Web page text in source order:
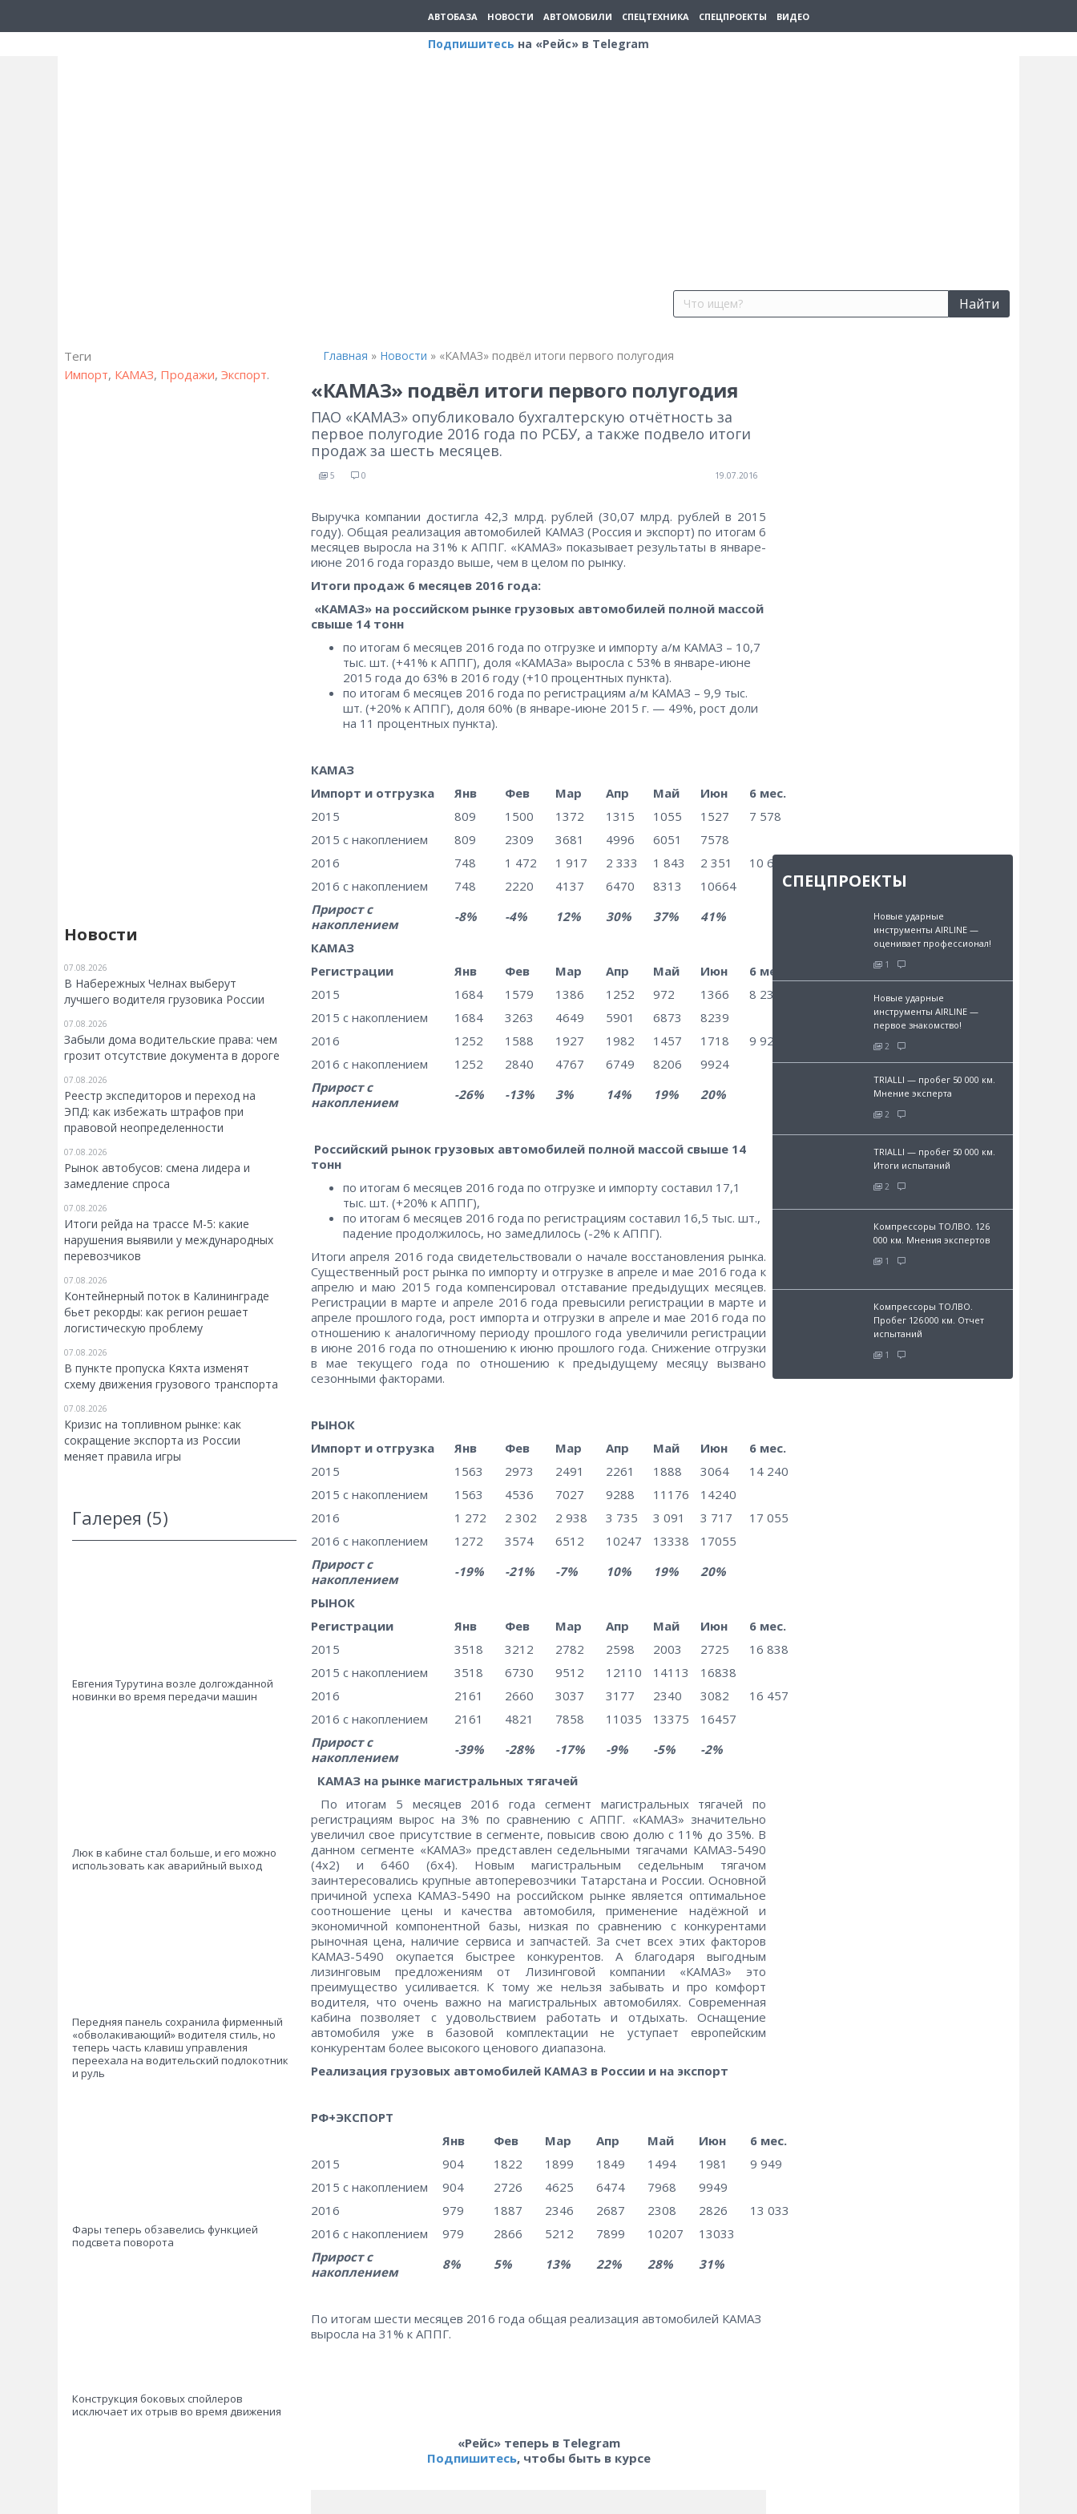
АВТОБАЗА НОВОСТИ АВТОМОБИЛИ СПЕЦТЕХНИКА СПЕЦПРОЕКТЫ ВИДЕО
Подпишитесь на «Рейс» в Telegram
Найти
Теги
Импорт, КАМАЗ, Продажи, Экспорт.
Новости
07.08.2026
В Набережных Челнах выберут
лучшего водителя грузовика России
07.08.2026
Забыли дома водительские права: чем
грозит отсутствие документа в дороге
07.08.2026
Реестр экспедиторов и переход на
ЭПД: как избежать штрафов при
правовой неопределенности
07.08.2026
Рынок автобусов: смена лидера и
замедление спроса
07.08.2026
Итоги рейда на трассе М-5: какие
нарушения выявили у международных
перевозчиков
07.08.2026
Контейнерный поток в Калининграде
бьет рекорды: как регион решает
логистическую проблему
07.08.2026
В пункте пропуска Кяхта изменят
схему движения грузового транспорта
07.08.2026
Кризис на топливном рынке: как
сокращение экспорта из России
меняет правила игры
Галерея (5)
Евгения Турутина возле долгожданной
новинки во время передачи машин
Люк в кабине стал больше, и его можно
использовать как аварийный выход
Передняя панель сохранила фирменный
«обволакивающий» водителя стиль, но
теперь часть клавиш управления
переехала на водительский подлокотник
и руль
Фары теперь обзавелись функцией
подсвета поворота
Конструкция боковых спойлеров
исключает их отрыв во время движения
Главная » Новости » «КАМАЗ» подвёл итоги первого полугодия
«КАМАЗ» подвёл итоги первого полугодия
ПАО «КАМАЗ» опубликовало бухгалтерскую отчётность за
первое полугодие 2016 года по РСБУ, а также подвело итоги
продаж за шесть месяцев.
5 0 19.07.2016
Выручка компании достигла 42,3 млрд. рублей (30,07 млрд. рублей в 2015
году). Общая реализация автомобилей КАМАЗ (Россия и экспорт) по итогам 6
месяцев выросла на 31% к АППГ. «КАМАЗ» показывает результаты в январе-
июне 2016 года гораздо выше, чем в целом по рынку.
Итоги продаж 6 месяцев 2016 года:
«КАМАЗ» на российском рынке грузовых автомобилей полной массой
свыше 14 тонн
по итогам 6 месяцев 2016 года по отгрузке и импорту а/м КАМАЗ – 10,7
тыс. шт. (+41% к АППГ), доля «КАМАЗа» выросла с 53% в январе-июне
2015 года до 63% в 2016 году (+10 процентных пункта).
по итогам 6 месяцев 2016 года по регистрациям а/м КАМАЗ – 9,9 тыс.
шт. (+20% к АППГ), доля 60% (в январе-июне 2015 г. — 49%, рост доли
на 11 процентных пункта).
КАМАЗ
Импорт и отгрузка
Янв Фев Мар Апр Май Июн
6 мес.
2015
809 1500 1372 1315 1055 1527
7 578
2015 с накоплением
809 2309 3681 4996 6051
7578
2016
748 1 472 1 917 2 333 1 843 2 351
10 664
2016 с накоплением
748 2220 4137 6470 8313
10664
Прирост с
накоплением
-8% -4% 12% 30% 37%
41%
КАМАЗ
Регистрации
Янв Фев Мар Апр Май Июн
6 мес.
2015
1684 1579 1386 1252 972 1366
8 239
2015 с накоплением
1684 3263 4649 5901 6873
8239
2016
1252 1588 1927 1982 1457 1718
9 924
2016 с накоплением
1252 2840 4767 6749 8206
9924
Прирост с
накоплением
-26% -13% 3% 14% 19% 20%
Российский рынок грузовых автомобилей полной массой свыше 14
тонн
по итогам 6 месяцев 2016 года по отгрузке и импорту составил 17,1
тыс. шт. (+20% к АППГ),
по итогам 6 месяцев 2016 года по регистрациям составил 16,5 тыс. шт.,
падение продолжилось, но замедлилось (-2% к АППГ).
Итоги апреля 2016 года свидетельствовали о начале восстановления рынка.
Существенный рост рынка по импорту и отгрузке в апреле и мае 2016 года к
апрелю и маю 2015 года компенсировал отставание предыдущих месяцев.
Регистрации в марте и апреле 2016 года превысили регистрации в марте и
апреле прошлого года, рост импорта и отгрузки в апреле и мае 2016 года по
отношению к аналогичному периоду прошлого года увеличили регистрации
в июне 2016 года по отношению к июню прошлого года. Снижение отгрузки
в мае текущего года по отношению к предыдущему месяцу вызвано
сезонными факторами.
РЫНОК
Импорт и отгрузка
Янв Фев Мар Апр Май Июн
6 мес.
2015
1563 2973 2491 2261 1888 3064
14 240
2015 с накоплением
1563 4536 7027 9288 11176
14240
2016
1 272 2 302 2 938 3 735 3 091 3 717
17 055
2016 с накоплением
1272 3574 6512 10247 13338
17055
Прирост с
накоплением
-19% -21% -7% 10% 19%
20%
РЫНОК
Регистрации
Янв Фев Мар Апр Май Июн
6 мес.
2015
3518 3212 2782 2598 2003 2725
16 838
2015 с накоплением
3518 6730 9512 12110 14113
16838
2016
2161 2660 3037 3177 2340 3082
16 457
2016 с накоплением
2161 4821 7858 11035 13375
16457
Прирост с
накоплением
-39% -28% -17% -9% -5%
-2%
КАМАЗ на рынке магистральных тягачей
По итогам 5 месяцев 2016 года сегмент магистральных тягачей по
регистрациям вырос на 3% по сравнению с АППГ. «КАМАЗ» значительно
увеличил свое присутствие в сегменте, повысив свою долю с 11% до 35%. В
данном сегменте «КАМАЗ» представлен седельными тягачами КАМАЗ-5490
(4х2) и 6460 (6х4). Новым магистральным седельным тягачом
заинтересовались крупные автоперевозчики Татарстана и России. Основной
причиной успеха КАМАЗ-5490 на российском рынке является оптимальное
соотношение цены и качества автомобиля, применение надёжной и
экономичной компонентной базы, низкая по сравнению с конкурентами
рыночная цена, наличие сервиса и запчастей. За счет всех этих факторов
КАМАЗ-5490 окупается быстрее конкурентов. А благодаря выгодным
лизинговым предложениям от Лизинговой компании «КАМАЗ» это
преимущество усиливается. К тому же нельзя забывать и про комфорт
водителя, что очень важно на магистральных автомобилях. Современная
кабина позволяет с удовольствием работать и отдыхать. Оснащение
автомобиля уже в базовой комплектации не уступает европейским
конкурентам более высокого ценового диапазона.
Реализация грузовых автомобилей КАМАЗ в России и на экспорт
РФ+ЭКСПОРТ
Янв
Фев Мар Апр Май Июн
6 мес.
2015
904 1822 1899 1849 1494 1981
9 949
2015 с накоплением
904 2726 4625 6474 7968
9949
2016
979 1887 2346 2687 2308 2826
13 033
2016 с накоплением
979 2866 5212 7899 10207
13033
Прирост с
накоплением
8% 5% 13% 22% 28% 31%
По итогам шести месяцев 2016 года общая реализация автомобилей КАМАЗ
выросла на 31% к АППГ.
«Рейс» теперь в Telegram
Подпишитесь, чтобы быть в курсе
СПЕЦПРОЕКТЫ
Новые ударные
инструменты AIRLINE —
оценивает профессионал!
1
Новые ударные
инструменты AIRLINE —
первое знакомство!
2
TRIALLI — пробег 50 000 км.
Мнение эксперта
2
TRIALLI — пробег 50 000 км.
Итоги испытаний
2
Компрессоры ТОЛВО. 126
000 км. Мнения экспертов
1
Компрессоры ТОЛВО.
Пробег 126 000 км. Отчет
испытаний
1